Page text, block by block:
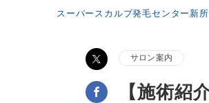
スーパースカルプ発毛センター新
サロン案内
【施術紹